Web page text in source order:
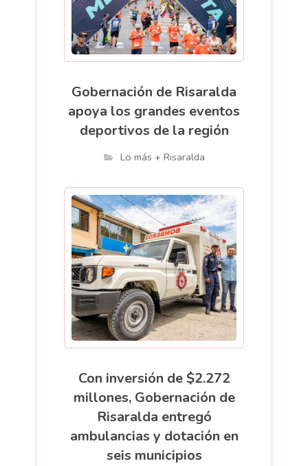
Gobernación de Risaralda
apoya los grandes eventos
deportivos de la región
Lo más + Risaralda
Con inversión de $2.272
millones, Gobernación de
Risaralda entregó
ambulancias y dotación en
seis municipios